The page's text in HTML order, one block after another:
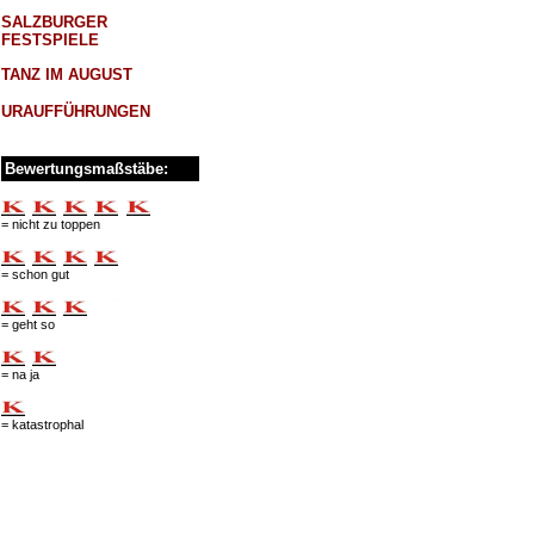
SALZBURGER
FESTSPIELE
TANZ IM AUGUST
URAUFFÜHRUNGEN
Bewertungsmaßstäbe:
= nicht zu toppen
= schon gut
= geht so
= na ja
= katastrophal